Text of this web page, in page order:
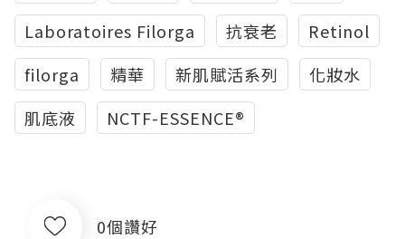
Laboratoires Filorga
抗衰老
Retinol
filorga
精華 新肌賦活系列
化妝水
肌底液
NCTF-ESSENCE®
0個讚好